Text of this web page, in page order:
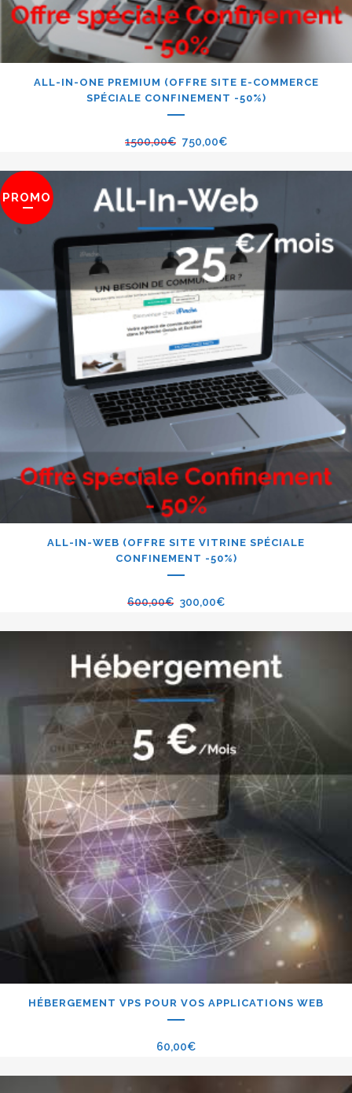
ALL-IN-ONE PREMIUM (OFFRE SITE E-COMMERCE
SPÉCIALE CONFINEMENT -50%)
1500,00€ 750,00€
PROMO
ALL-IN-WEB (OFFRE SITE VITRINE SPÉCIALE
CONFINEMENT -50%)
600,00€ 300,00€
HÉBERGEMENT VPS POUR VOS APPLICATIONS WEB
60,00€